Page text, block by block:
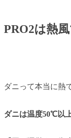
PRO2は熱
ダニって本当に熱
ダニは温度50℃以